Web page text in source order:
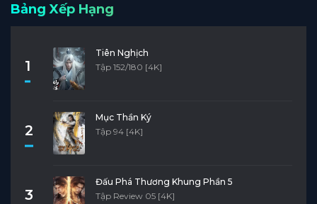
Bảng Xếp Hạng
1
Tiên Nghịch
Tập 152/180 [4K]
2
Mục Thần Ký
Tập 94 [4K]
3
Đấu Phá Thương Khung Phần 5
Tập Review 05 [4K]